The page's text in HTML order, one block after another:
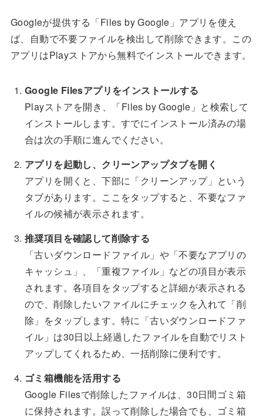
Googleが提供する「Files by Google」アプリを使え
ば、自動で不要ファイルを検出して削除できます。この
アプリはPlayストアから無料でインストールできます。
Google Filesアプリをインストールする
Playストアを開き、「Files by Google」と検索して
インストールします。すでにインストール済みの場
合は次の手順に進んでください。
アプリを起動し、クリーンアップタブを開く
アプリを開くと、下部に「クリーンアップ」という
タブがあります。ここをタップすると、不要なファ
イルの候補が表示されます。
推奨項目を確認して削除する
「古いダウンロードファイル」や「不要なアプリの
キャッシュ」、「重複ファイル」などの項目が表示
されます。各項目をタップすると詳細が表示される
ので、削除したいファイルにチェックを入れて「削
除」をタップします。特に「古いダウンロードファ
イル」は30日以上経過したファイルを自動でリスト
アップしてくれるため、一括削除に便利です。
ゴミ箱機能を活用する
Google Filesで削除したファイルは、30日間ゴミ箱
に保持されます。誤って削除した場合でも、ゴミ箱